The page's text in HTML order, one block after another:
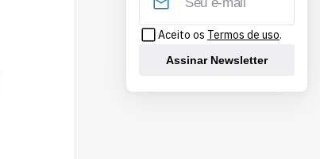
Aceito os Termos de uso.
Assinar Newsletter